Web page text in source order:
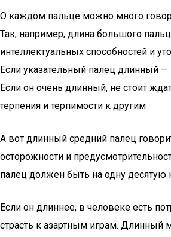
О каждом пальце можно много
Так, например, длина большого
интеллектуальных способностей и
Если указательный палец длинный
Если он очень длинный, не стоит
терпения и терпимости к другим
А вот длинный средний палец
осторожности и
палец должен быть на одну десятую
Если он длиннее, в человеке есть
страсть к азартным играм. Длинный